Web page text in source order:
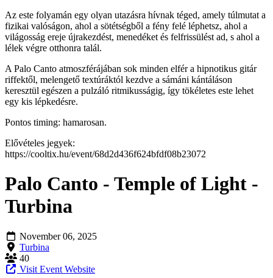
Az este folyamán egy olyan utazásra hívnak téged, amely túlmutat a
fizikai valóságon, ahol a sötétségből a fény felé léphetsz, ahol a
világosság ereje újrakezdést, menedéket és felfrissülést ad, s ahol a
lélek végre otthonra talál.
A Palo Canto atmoszférájában sok minden elfér a hipnotikus gitár
riffektől, melengető textúráktól kezdve a sámáni kántáláson
keresztül egészen a pulzáló ritmikusságig, így tökéletes este lehet
egy kis lépkedésre.
Pontos timing: hamarosan.
Elővételes jegyek:
https://cooltix.hu/event/68d2d436f624bfdf08b23072
Palo Canto - Temple of Light -
Turbina
November 06, 2025
Turbina
40
Visit Event Website